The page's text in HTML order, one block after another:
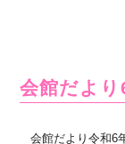
会館だより
会館だより令和6